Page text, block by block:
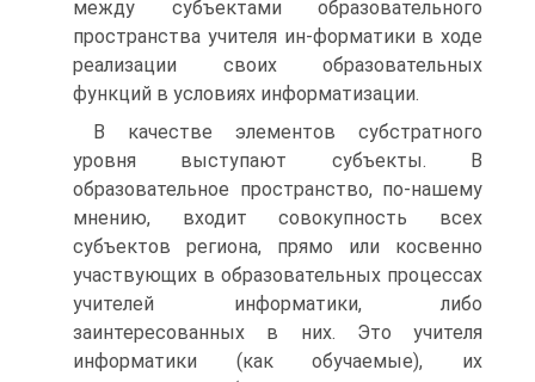
между субъектами образовательного
пространства учителя ин-форматики в ходе
реализации своих образовательных
функций в условиях информатизации.
В качестве элементов субстратного
уровня выступают субъекты. В
образовательное пространство, по-нашему
мнению, входит совокупность всех
субъектов региона, прямо или косвенно
участвующих в образовательных процессах
учителей информатики, либо
заинтересованных в них. Это учителя
информатики (как обучаемые), их